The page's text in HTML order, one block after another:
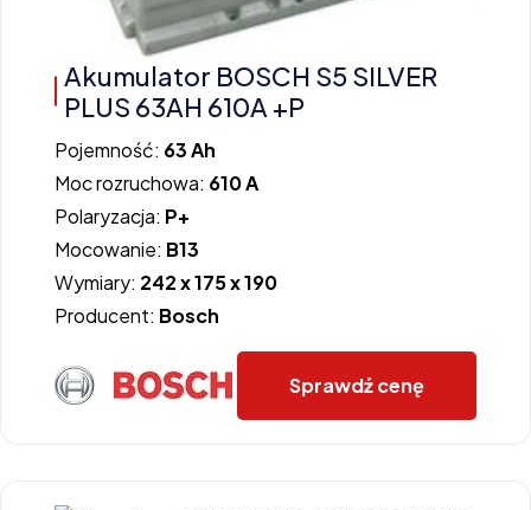
Akumulator BOSCH S5 SILVER
PLUS 63AH 610A +P
Pojemność: 63 Ah
Moc rozruchowa: 610 A
Polaryzacja: P+
Mocowanie: B13
Wymiary: 242 x 175 x 190
Producent: Bosch
Sprawdź cenę